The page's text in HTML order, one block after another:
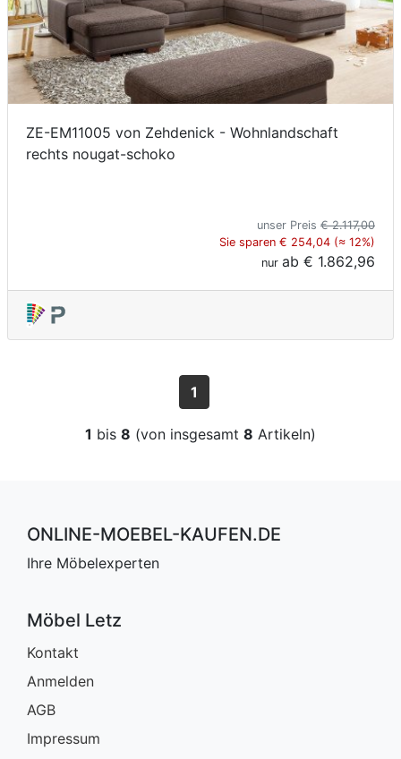
ZE-EM11005 von Zehdenick - Wohnlandschaft
rechts nougat-schoko
unser Preis € 2.117,00
Sie sparen € 254,04 (≈ 12%)
nur ab € 1.862,96
1
1 bis 8 (von insgesamt 8 Artikeln)
ONLINE-MOEBEL-KAUFEN.DE
Ihre Möbelexperten
Möbel Letz
Kontakt
Anmelden
AGB
Impressum